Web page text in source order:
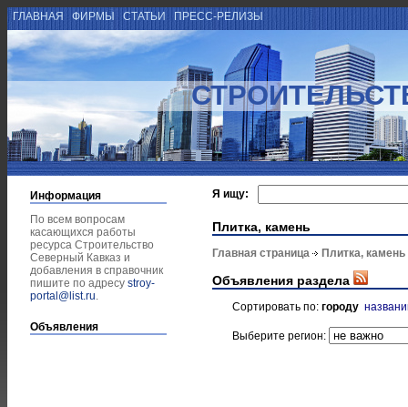
ГЛАВНАЯ ФИРМЫ СТАТЬИ ПРЕСС-РЕЛИЗЫ
Информация
По всем вопросам
касающихся работы
ресурса Строительство
Северный Кавказ и
добавления в справочник
пишите по адресу stroy-
portal@list.ru.
Объявления
Я ищу:
Плитка, камень
Главная страница Плитка, камень
Объявления раздела
Сортировать по: городу
Выберите регион: